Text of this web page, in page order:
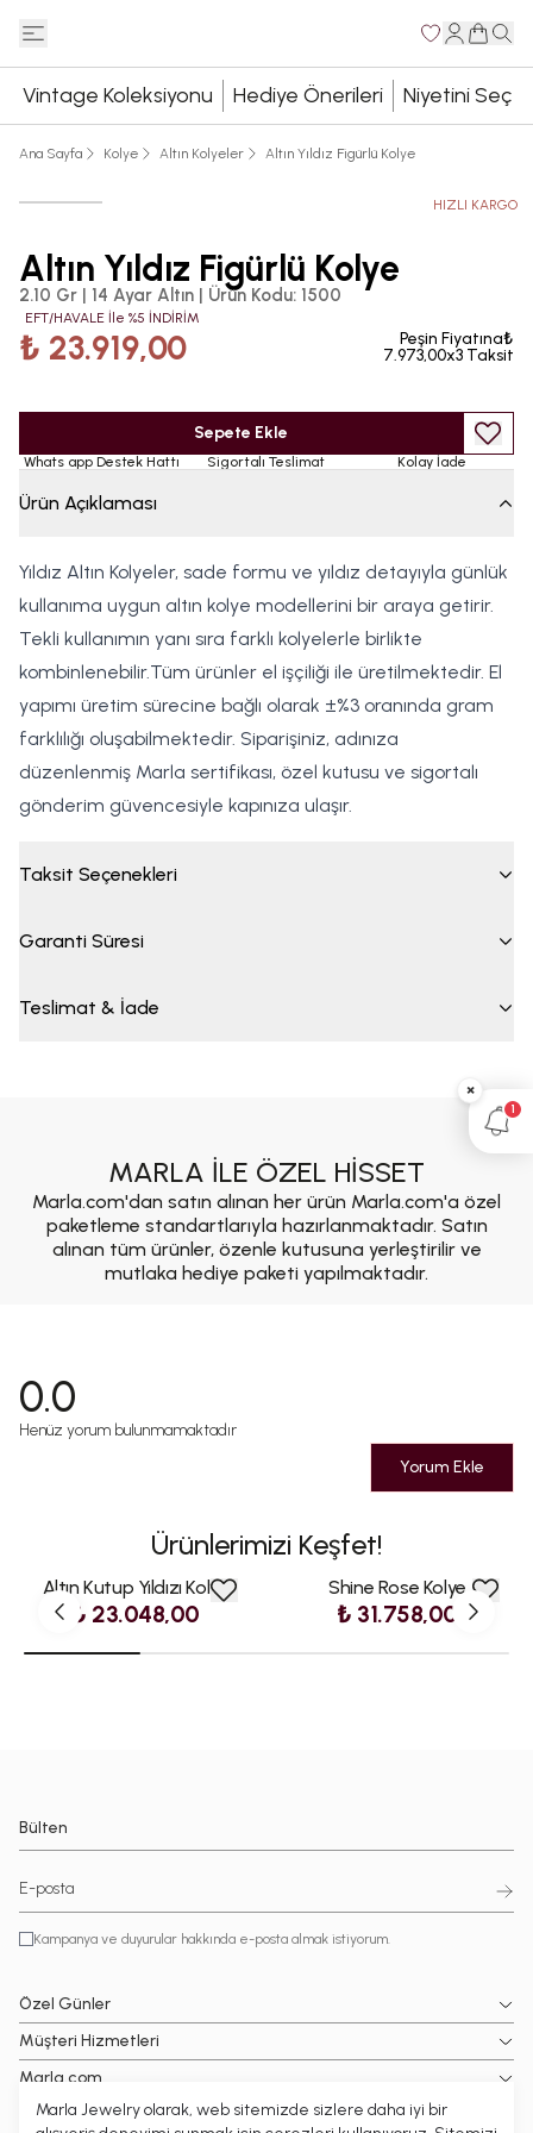
Marla Jewelry olarak, web sitemizde sizlere daha iyi bir
Vintage Koleksiyonu Hediye Önerileri Niyetini Seç
Ana Sayfa Kolye Altın Kolyeler Altın Yıldız Figürlü Kolye
HIZLI KARGO
Altın Yıldız Figürlü Kolye
2.10 Gr | 14 Ayar Altın | Ürün Kodu: 1500
EFT/HAVALE İle %5 İNDİRİM
₺ 23.919,00
Peşin Fiyatına₺
7.973,00x3 Taksit
Sepete Ekle
Whats app Destek Hattı Sigortalı Teslimat Kolay İade
Ürün Açıklaması
Yıldız Altın Kolyeler, sade formu ve yıldız detayıyla günlük
kullanıma uygun altın kolye modellerini bir araya getirir.
Tekli kullanımın yanı sıra farklı kolyelerle birlikte
kombinlenebilir.Tüm ürünler el işçiliği ile üretilmektedir. El
yapımı üretim sürecine bağlı olarak ±%3 oranında gram
farklılığı oluşabilmektedir. Siparişiniz, adınıza
düzenlenmiş Marla sertifikası, özel kutusu ve sigortalı
gönderim güvencesiyle kapınıza ulaşır.
Taksit Seçenekleri
Garanti Süresi
Teslimat & İade
MARLA İLE ÖZEL HİSSET
Marla.com'dan satın alınan her ürün Marla.com'a özel
paketleme standartlarıyla hazırlanmaktadır. Satın
alınan tüm ürünler, özenle kutusuna yerleştirilir ve
mutlaka hediye paketi yapılmaktadır.
0.0
Henüz yorum bulunmamaktadır
Yorum Ekle
Ürünlerimizi Keşfet!
Altın Kutup Yıldızı Kolye
₺ 23.048,00
Shine Rose Kolye
₺ 31.758,00
Bülten
Kampanya ve duyurular hakkında e-posta almak istiyorum.
Özel Günler
Müşteri Hizmetleri
Marla.com
Popüler Kategoriler
×
1